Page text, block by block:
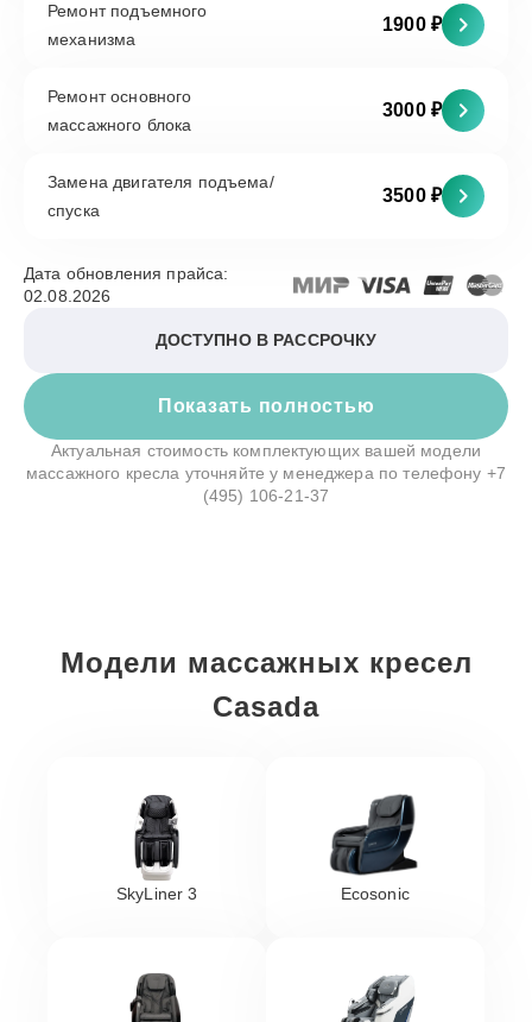
Ремонт подъемного
механизма
1900 ₽
Ремонт основного
массажного блока
3000 ₽
Замена двигателя подъема/
спуска
3500 ₽
Показать полностью
Дата обновления прайса:
02.08.2026
ДОСТУПНО В РАССРОЧКУ
Актуальная стоимость комплектующих вашей модели
массажного кресла уточняйте у менеджера по телефону +7
(495) 106-21-37
Модели массажных кресел
Casada
SkyLiner 3 Ecosonic